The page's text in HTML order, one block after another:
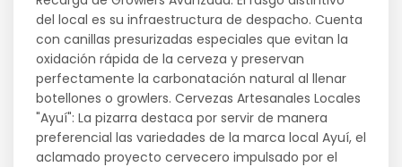
del local es su infraestructura de despacho. Cuenta
con canillas presurizadas especiales que evitan la
oxidación rápida de la cerveza y preservan
perfectamente la carbonatación natural al llenar
botellones o growlers. Cervezas Artesanales Locales
"Ayuí": La pizarra destaca por servir de manera
preferencial las variedades de la marca local Ayuí, el
aclamado proyecto cervecero impulsado por el